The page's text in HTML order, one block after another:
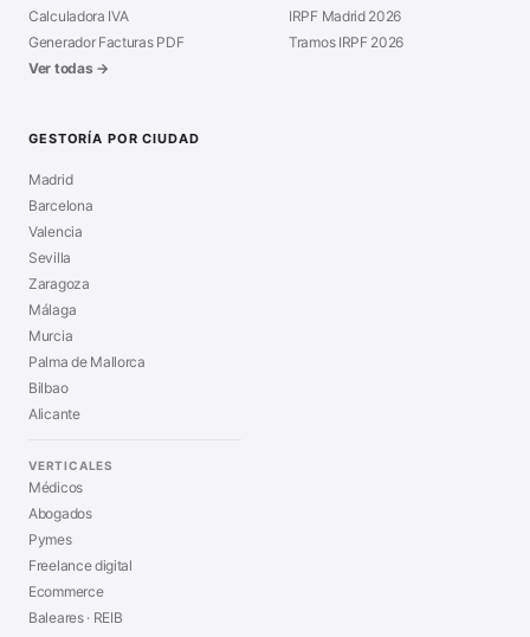
Calculadora IVA
Generador Facturas PDF
Ver todas →
IRPF Madrid 2026
Tramos IRPF 2026
GESTORÍA POR CIUDAD
Madrid
Barcelona
Valencia
Sevilla
Zaragoza
Málaga
Murcia
Palma de Mallorca
Bilbao
Alicante
VERTICALES
Médicos
Abogados
Pymes
Freelance digital
Ecommerce
Baleares · REIB